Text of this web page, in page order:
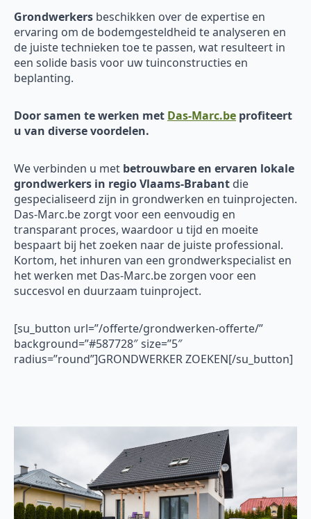
Grondwerkers beschikken over de expertise en
ervaring om de bodemgesteldheid te analyseren en
de juiste technieken toe te passen, wat resulteert in
een solide basis voor uw tuinconstructies en
beplanting.
Door samen te werken met Das-Marc.be profiteert
u van diverse voordelen.
We verbinden u met betrouwbare en ervaren lokale
grondwerkers in regio Vlaams-Brabant die
gespecialiseerd zijn in grondwerken en tuinprojecten.
Das-Marc.be zorgt voor een eenvoudig en
transparant proces, waardoor u tijd en moeite
bespaart bij het zoeken naar de juiste professional.
Kortom, het inhuren van een grondwerkspecialist en
het werken met Das-Marc.be zorgen voor een
succesvol en duurzaam tuinproject.
[su_button url=”/offerte/grondwerken-offerte/”
background=”#587728″ size=”5″
radius=”round”]GRONDWERKER ZOEKEN[/su_button]